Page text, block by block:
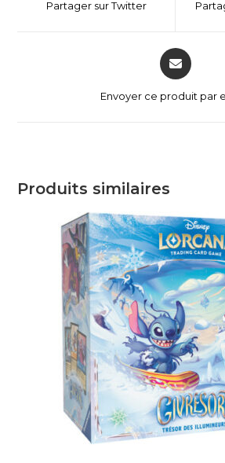
Partager sur Twitter
Envoyer ce produit par
Produits similaires